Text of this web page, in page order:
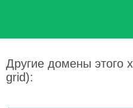
Другие домены этого
grid):